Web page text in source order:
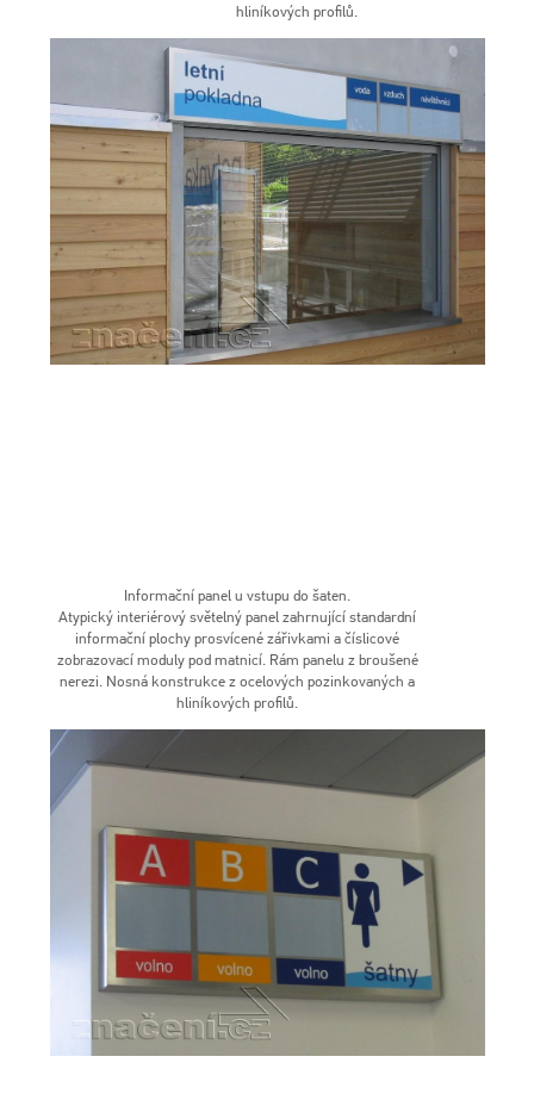
hliníkových profilů.
Informační panel u vstupu do šaten.
Atypický interiérový světelný panel zahrnující standardní
informační plochy prosvícené zářivkami a číslicové
zobrazovací moduly pod matnicí. Rám panelu z broušené
nerezi. Nosná konstrukce z ocelových pozinkovaných a
hliníkových profilů.